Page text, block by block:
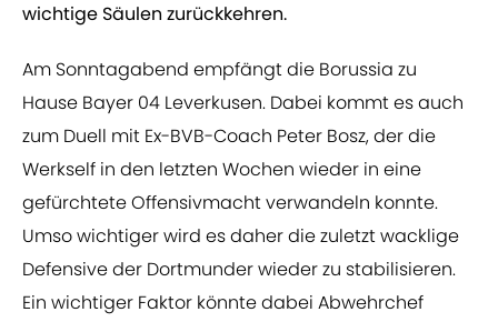
wichtige Säulen zurückkehren.
Am Sonntagabend empfängt die Borussia zu
Hause Bayer 04 Leverkusen. Dabei kommt es auch
zum Duell mit Ex-BVB-Coach Peter Bosz, der die
Werkself in den letzten Wochen wieder in eine
gefürchtete Offensivmacht verwandeln konnte.
Umso wichtiger wird es daher die zuletzt wacklige
Defensive der Dortmunder wieder zu stabilisieren.
Ein wichtiger Faktor könnte dabei Abwehrchef